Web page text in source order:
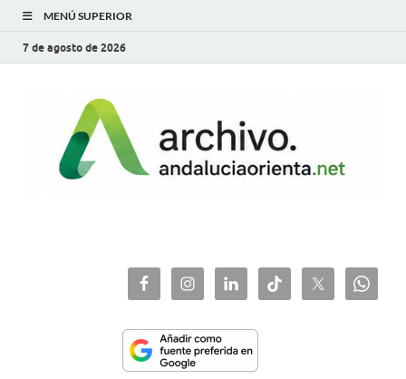
MENÚ SUPERIOR
7 de agosto de 2026